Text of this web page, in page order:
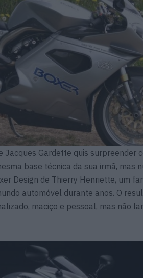
Jacques Gardette quis surpreender
base técnica da sua irmã, mas
Design de Thierry Henriette, um
automóvel durante anos. O
maciço e pessoal, mas não